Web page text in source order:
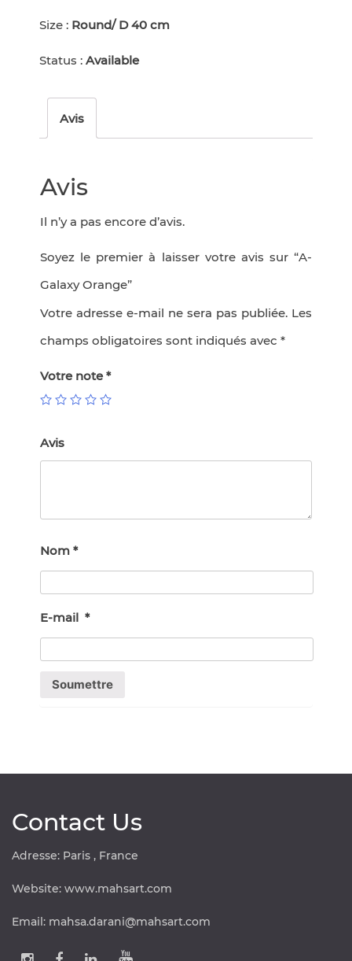
Size : Round/ D 40 cm
Status : Available
Avis
Avis
Il n’y a pas encore d’avis.
Soyez le premier à laisser votre avis sur “A-
Galaxy Orange”
Votre adresse e-mail ne sera pas publiée. Les
champs obligatoires sont indiqués avec *
Votre note*
Avis
Nom *
E-mail *
Contact Us
Adresse: Paris , France
Website: www.mahsart.com
Email: mahsa.darani@mahsart.com